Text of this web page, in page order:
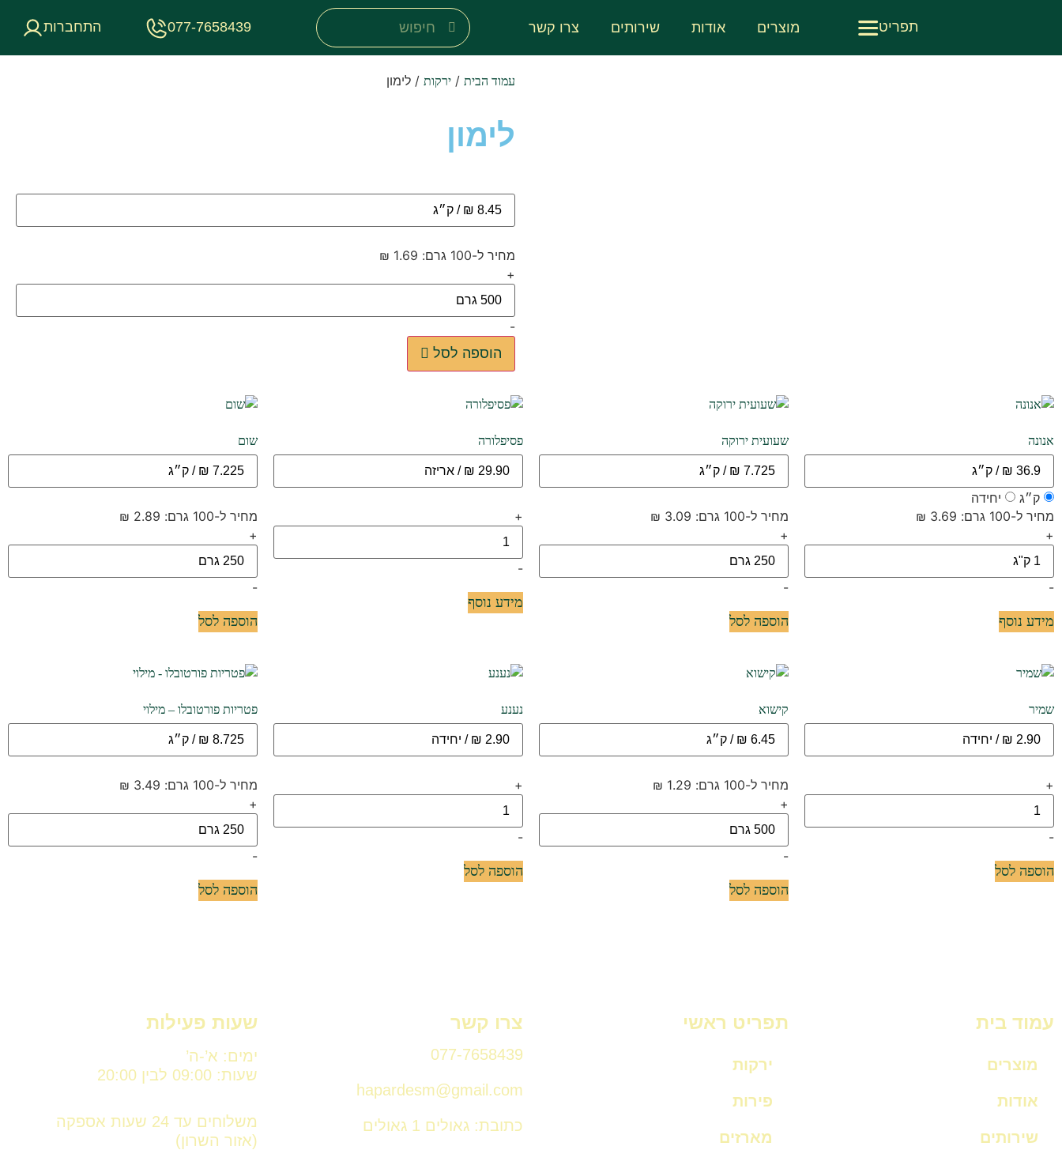
תפריט מוצרים אודות שירותים צרו קשר 077-7658439 התחברות
עמוד הבית / ירקות / לימון
לימון
מחיר ל-100 גרם: 1.69 ₪
+
-
הוספה לסל
אנונה
ק״ג יחידה
מחיר ל-100 גרם: 3.69 ₪
+
-
מידע נוסף
שעועית ירוקה
מחיר ל-100 גרם: 3.09 ₪
+
-
הוספה לסל
פסיפלורה
+
-
מידע נוסף
שום
מחיר ל-100 גרם: 2.89 ₪
+
-
הוספה לסל
שמיר
+
-
הוספה לסל
קישוא
מחיר ל-100 גרם: 1.29 ₪
+
-
הוספה לסל
נענע
+
-
הוספה לסל
פטריות פורטובלו – מילוי
מחיר ל-100 גרם: 3.49 ₪
+
-
הוספה לסל
עמוד בית
מוצרים
אודות
שירותים
תפריט ראשי
ירקות
פירות
מארזים
צרו קשר
077-7658439
hapardesm@gmail.com
כתובת: גאולים 1 גאולים
שעות פעילות
ימים: א’-ה’
שעות: 09:00 לבין 20:00
משלוחים עד 24 שעות אספקה
(אזור השרון)